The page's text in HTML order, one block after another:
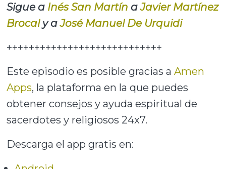
Sigue a Inés San Martín aJavier Martínez
Brocaly aJosé Manuel De Urquidi
++++++++++++++++++++++++++++
Este episodio es posible gracias aAmen
Apps, la plataforma en la que puedes
obtener consejos y ayuda espiritual de
sacerdotes y religiosos 24x7.
Descarga el app gratis en: